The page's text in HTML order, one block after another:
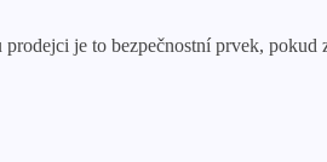
je to bezpečnostní prvek, pokud